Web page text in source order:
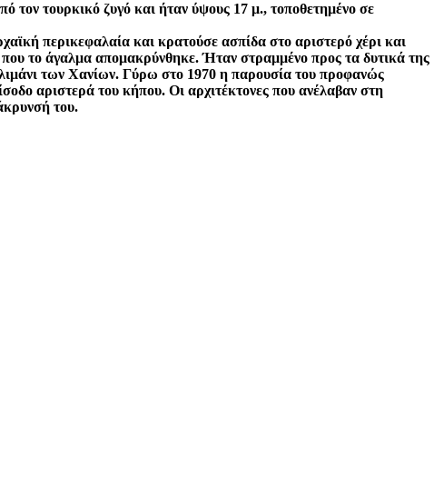
τον τουρκικό ζυγό και ήταν ύψους 17 μ., τοποθετημένο σε
περικεφαλαία και κρατούσε ασπίδα στο αριστερό χέρι και
το άγαλμα απομακρύνθηκε. Ήταν στραμμένο προς τα δυτικά της
λιμάνι των Χανίων. Γύρω στο 1970 η παρουσία του προφανώς
αριστερά του κήπου. Οι αρχιτέκτονες που ανέλαβαν στη
του.